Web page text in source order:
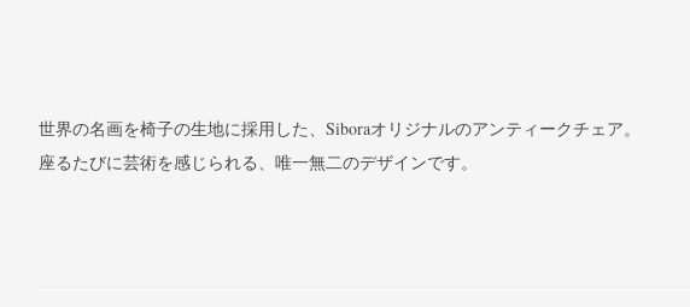
世界の名画を椅子の生地に採用した、Siboraオリジナルのアンティークチェア。
座るたびに芸術を感じられる、唯一無二のデザインです。